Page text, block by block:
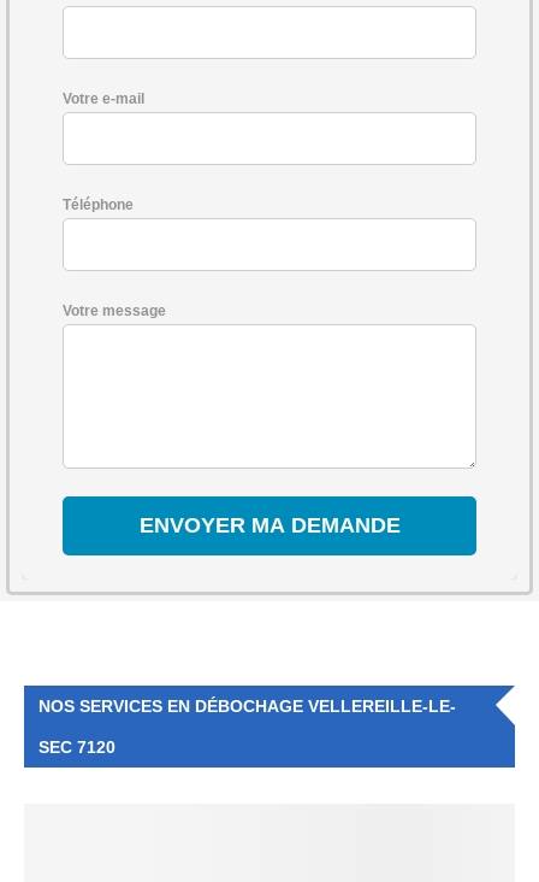
Votre e-mail
Téléphone
Votre message
NOS SERVICES EN DÉBOCHAGE VELLEREILLE-LE-
SEC 7120